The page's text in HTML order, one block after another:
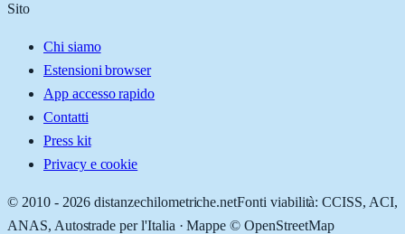
Sito
Chi siamo
Estensioni browser
App accesso rapido
Contatti
Press kit
Privacy e cookie
© 2010 - 2026 distanzechilometriche.netFonti viabilità: CCISS, ACI,
ANAS, Autostrade per l'Italia · Mappe © OpenStreetMap